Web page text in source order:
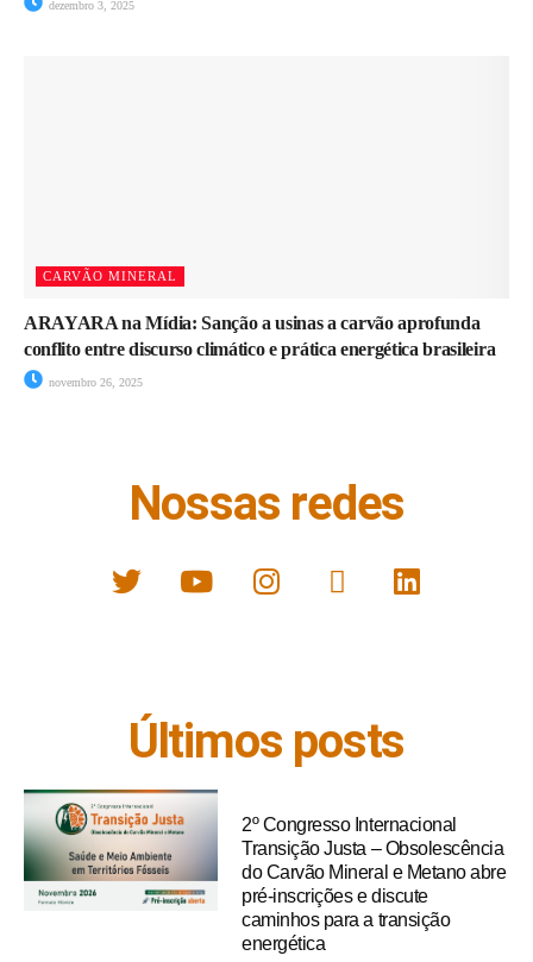
dezembro 3, 2025
CARVÃO MINERAL
ARAYARA na Mídia: Sanção a usinas a carvão aprofunda
conflito entre discurso climático e prática energética brasileira
novembro 26, 2025
Nossas redes
Últimos posts
2º Congresso Internacional
Transição Justa – Obsolescência
do Carvão Mineral e Metano abre
pré-inscrições e discute
caminhos para a transição
energética